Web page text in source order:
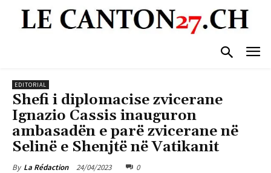
EDITORIAL
Shefi i diplomacise zvicerane
Ignazio Cassis inauguron
ambasadën e parë zvicerane në
Selinë e Shenjtë në Vatikanit
By La Rédaction 24/04/2023 0